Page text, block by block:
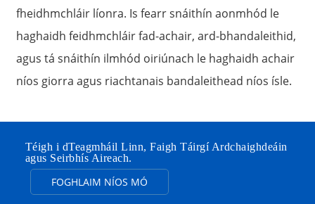
fheidhmchláir líonra. Is fearr snáithín aonmhód le
haghaidh feidhmchláir fad-achair, ard-bhandaleithid,
agus tá snáithín ilmhód oiriúnach le haghaidh achair
níos giorra agus riachtanais bandaleithead níos ísle.
Téigh i dTeagmháil Linn, Faigh Táirgí Ardchaighdeáin
agus Seirbhís Aireach.
FOGHLAIM NÍOS MÓ